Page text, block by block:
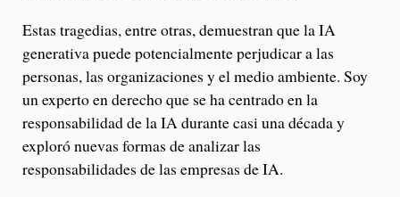
Estas tragedias, entre otras, demuestran que la IA
generativa puede potencialmente perjudicar a las
personas, las organizaciones y el medio ambiente. Soy
un experto en derecho que se ha centrado en la
responsabilidad de la IA durante casi una década y
exploró nuevas formas de analizar las
responsabilidades de las empresas de IA.